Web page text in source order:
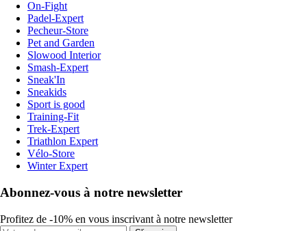
On-Fight
Padel-Expert
Pecheur-Store
Pet and Garden
Slowood Interior
Smash-Expert
Sneak'In
Sneakids
Sport is good
Training-Fit
Trek-Expert
Triathlon Expert
Vélo-Store
Winter Expert
Abonnez-vous à notre newsletter
Profitez de -10% en vous inscrivant à notre newsletter